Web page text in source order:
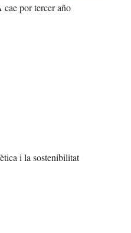
por tercer año
i la sostenibilitat